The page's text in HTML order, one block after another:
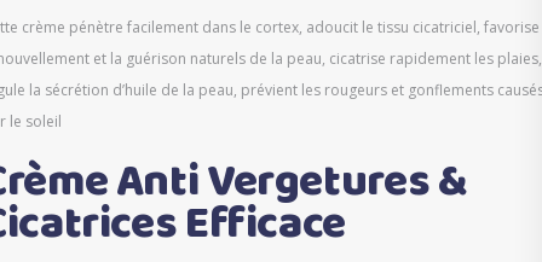
crème pénètre facilement dans le cortex, adoucit le tissu cicatriciel,
et la guérison naturels de la peau, cicatrise rapidement les plaies,
la sécrétion d’huile de la peau, prévient les rougeurs et gonflements
le soleil
Anti Vergetures &
Efficace